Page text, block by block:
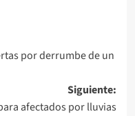
por derrumbe de un
Siguiente:
afectados por lluvias